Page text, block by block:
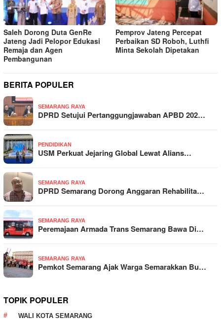
Saleh Dorong Duta GenRe
Jateng Jadi Pelopor Edukasi
Remaja dan Agen
Pembangunan
Pemprov Jateng Percepat
Perbaikan SD Roboh, Luthfi
Minta Sekolah Dipetakan
BERITA POPULER
SEMARANG RAYA
DPRD Setujui Pertanggungjawaban APBD 202…
PENDIDIKAN
USM Perkuat Jejaring Global Lewat Alians…
SEMARANG RAYA
DPRD Semarang Dorong Anggaran Rehabilita…
SEMARANG RAYA
Peremajaan Armada Trans Semarang Bawa Di…
SEMARANG RAYA
Pemkot Semarang Ajak Warga Semarakkan Bu…
TOPIK POPULER
WALI KOTA SEMARANG